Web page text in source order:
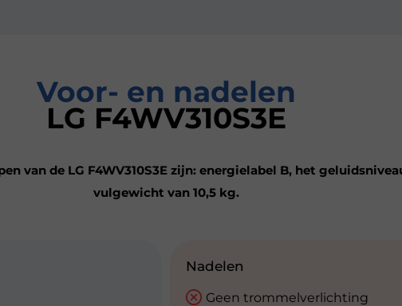
Voor- en nadelen
LG F4WV310S3E
van de LG F4WV310S3E zijn: energielabel B, het
vulgewicht van 10,5 kg.
Nadelen
Geen trommelverlichting